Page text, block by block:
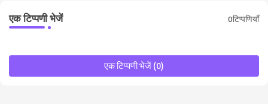
एक टिप्पणी भेजें 0टिप्पणियाँ
एक टिप्पणी भेजें (0)